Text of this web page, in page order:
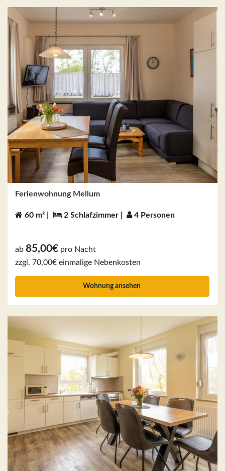
Ferienwohnung Mellum
60 m² | 2 Schlafzimmer | 4 Personen
ab 85,00€ pro Nacht
zzgl. 70,00€ einmalige Nebenkosten
Wohnung ansehen